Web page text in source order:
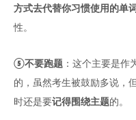
方式去代替你习惯使用的单词
性。
⑤不要跑题 ：这个主要是作
的，虽然考生被鼓励多说，
时还是要记得围绕主题的。